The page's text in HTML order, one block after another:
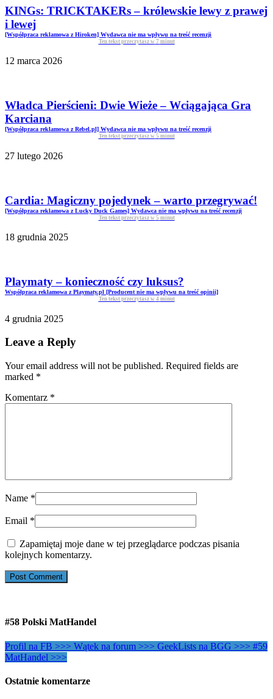
KINGs: TRICKTAKERs – królewskie lewy z prawej
i lewej
[Współpraca reklamowa z Hiroken] Wydawca nie ma wpływu na treść recenzji
Ten tekst przeczytasz w 7 minut
12 marca 2026
Władca Pierścieni: Dwie Wieże – Wciągająca Gra
Karciana
[Współpraca reklamowa z Rebel.pl] Wydawca nie ma wpływu na treść recenzji
Ten tekst przeczytasz w 5 minut
27 lutego 2026
Cardia: Magiczny pojedynek – warto przegrywać!
[Współpraca reklamowa z Lucky Duck Games] Wydawca nie ma wpływu na treść recenzji
Ten tekst przeczytasz w 5 minut
18 grudnia 2025
Playmaty – konieczność czy luksus?
Współpraca reklamowa z Playmaty.pl [Producent nie ma wpływu na treść opinii]
Ten tekst przeczytasz w 4 minut
4 grudnia 2025
Leave a Reply
Your email address will not be published. Required fields are
marked *
Komentarz *
Name *
Email *
Zapamiętaj moje dane w tej przeglądarce podczas pisania
kolejnych komentarzy.
#58 Polski MatHandel
Profil na FB >>> Wątek na forum >>> GeekLists na BGG >>> #59
MatHandel >>>
Ostatnie komentarze